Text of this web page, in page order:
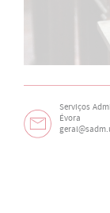
Serviços
Évora